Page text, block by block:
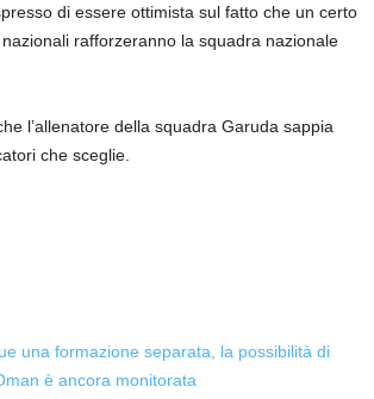
di essere ottimista sul fatto che un certo
rafforzeranno la squadra nazionale
l’allenatore della squadra Garuda sappia
che sceglie.
una formazione separata, la possibilità di
è ancora monitorata